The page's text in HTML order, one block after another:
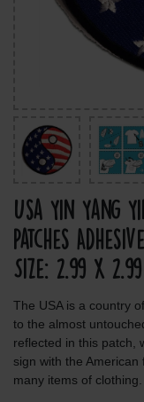
Usa Yin Yang
Patches
Size: 2.99 x
The USA is a country
to the almost
reflected in this patch,
sign with the
many items of clothing.